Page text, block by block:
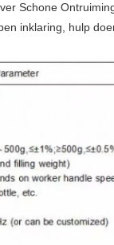
Schone
inklaring, hulp